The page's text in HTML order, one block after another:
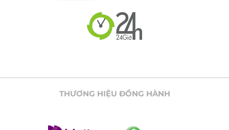
THƯƠNG HIỆU ĐỒNG HÀNH